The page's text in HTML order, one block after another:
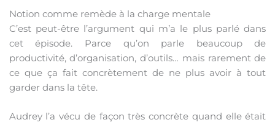
Notion comme remède à la charge mentale
C’est peut-être l’argument qui m’a le plus parlé dans
cet épisode. Parce qu’on parle beaucoup de
productivité, d’organisation, d’outils… mais rarement de
ce que ça fait concrètement de ne plus avoir à tout
garder dans la tête.
Audrey l’a vécu de façon très concrète quand elle était